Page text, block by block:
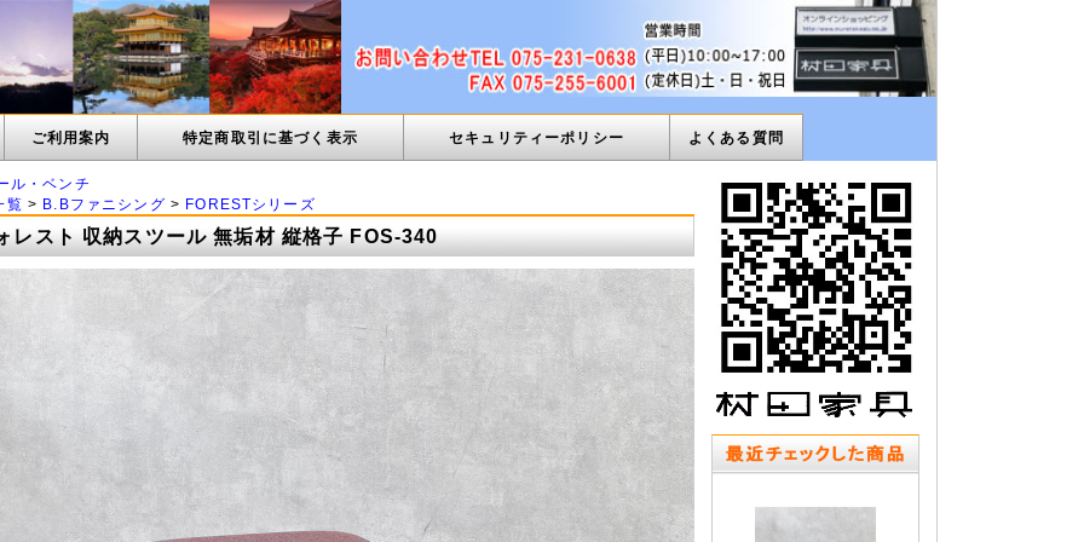
ご利用案内 特定商取引に基づく表示 セキュリティーポリシー よくある質問
ル・ベンチ
覧 > B.Bファニシング > FORESTシリーズ
レスト 収納スツール 無垢材 縦格子 FOS-340